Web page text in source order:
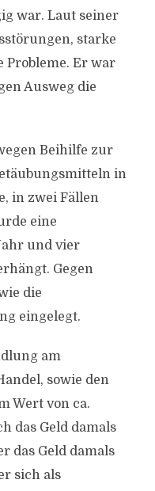
war. Laut seiner
starke
Probleme. Er war
Ausweg die
Beihilfe zur
in
in zwei Fällen
eine
und vier
Gegen
die
eingelegt.
am
sowie den
Wert von ca.
das Geld damals
das Geld damals
sich als